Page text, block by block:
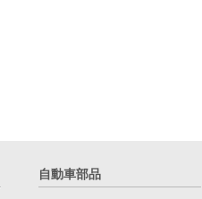
自動車部品